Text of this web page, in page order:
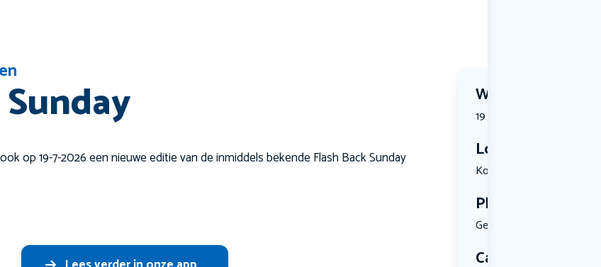
Wanneer?
19 July 2026 | 16:00
Locatie
Komweg 11,...
Plekken
Geen limiet
Categorie
op 19-7-2026 een nieuwe editie van de inmiddels bekende Flash Back Sunday